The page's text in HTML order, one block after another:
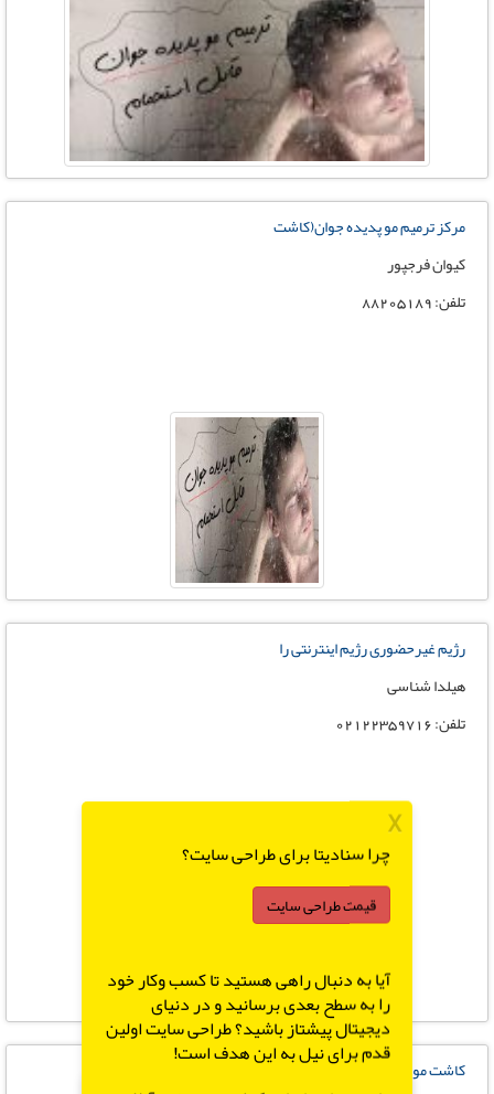
مرکز ترمیم مو پدیده جوان(کاشت
کیوان فرجپور
تلفن: 88205189
رژیم غیرحضوری رژیم اینترنتی را
هیلدا شناسی
تلفن: 02122359716
کاشت مو فاقد رشد بر روی کورتکس
X
چرا سنادیتا برای طراحی سایت؟
قیمت طراحی سایت
آیا به دنبال راهی هستید تا کسب وکار خود
را به سطح بعدی برسانید و در دنیای
دیجیتال پیشتاز باشید؟ طراحی سایت اولین
قدم برای نیل به این هدف است!